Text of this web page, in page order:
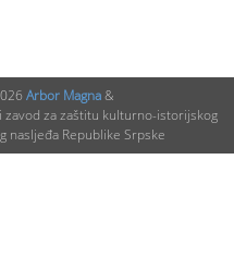
Arbor Magna&
zavod za zaštitu kulturno-istorijskog
nasljeđa Republike Srpske